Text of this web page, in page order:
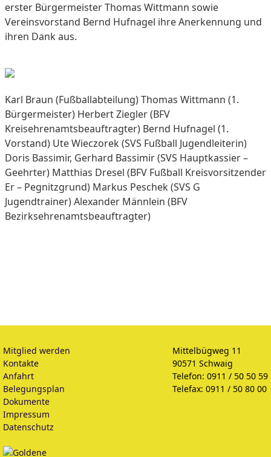
erster Bürgermeister Thomas Wittmann sowie
Vereinsvorstand Bernd Hufnagel ihre Anerkennung und
ihren Dank aus.
Karl Braun (Fußballabteilung) Thomas Wittmann (1.
Bürgermeister) Herbert Ziegler (BFV
Kreisehrenamtsbeauftragter) Bernd Hufnagel (1.
Vorstand) Ute Wieczorek (SVS Fußball Jugendleiterin)
Doris Bassimir, Gerhard Bassimir (SVS Hauptkassier –
Geehrter) Matthias Dresel (BFV Fußball Kreisvorsitzender
Er – Pegnitzgrund) Markus Peschek (SVS G
Jugendtrainer) Alexander Männlein (BFV
Bezirksehrenamtsbeauftragter)
Mitglied werden
Kontakte
Anfahrt
Belegungsplan
Dokumente
Impressum
Datenschutz
Mittelbügweg 11
90571 Schwaig
Telefon: 0911 / 50 50 59
Telefax: 0911 / 50 80 00